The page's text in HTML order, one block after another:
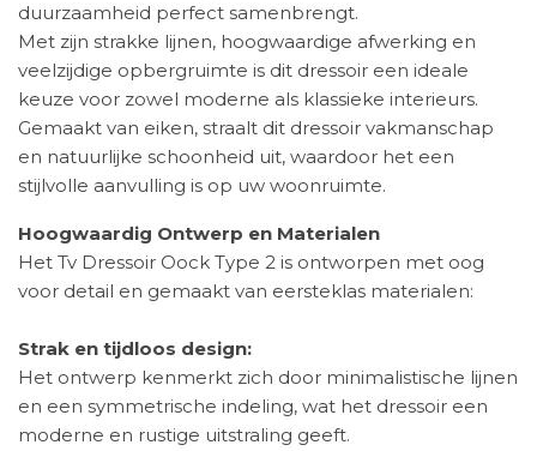
duurzaamheid perfect samenbrengt.
Met zijn strakke lijnen, hoogwaardige afwerking en
veelzijdige opbergruimte is dit dressoir een ideale
keuze voor zowel moderne als klassieke interieurs.
Gemaakt van eiken, straalt dit dressoir vakmanschap
en natuurlijke schoonheid uit, waardoor het een
stijlvolle aanvulling is op uw woonruimte.
Hoogwaardig Ontwerp en Materialen
Het Tv Dressoir Oock Type 2 is ontworpen met oog
voor detail en gemaakt van eersteklas materialen:
Strak en tijdloos design:
Het ontwerp kenmerkt zich door minimalistische lijnen
en een symmetrische indeling, wat het dressoir een
moderne en rustige uitstraling geeft.